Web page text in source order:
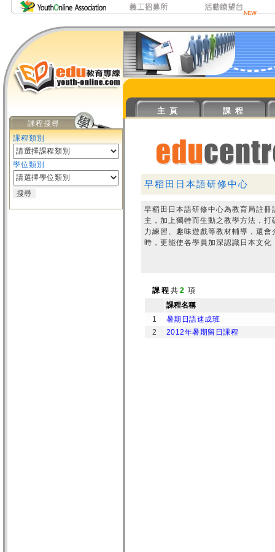
課程搜尋
課程類別
學位類別
主 頁 課 程
早稻田日本語研修中心
早稻田日本語研修中心為教育局註
主，加上獨特而生動之教學方法，
力練習、趣味遊戲等教材輔導，還
時，更能使各學員加深認識日本文
課 程 共 2 項
課程名稱
1
暑期日語速成班
2
2012年暑期留日課程